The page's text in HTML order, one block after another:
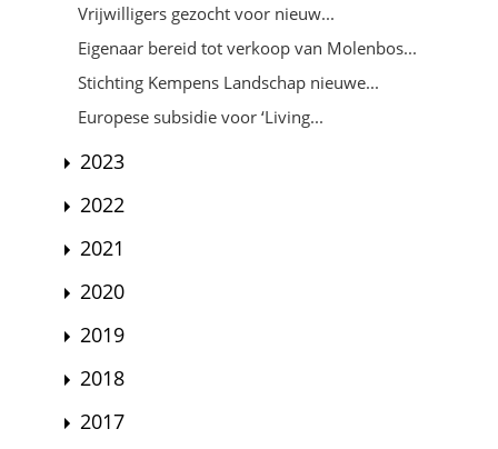
Vrijwilligers gezocht voor nieuw...
Eigenaar bereid tot verkoop van Molenbos...
Stichting Kempens Landschap nieuwe...
Europese subsidie voor ‘Living...
2023
2022
2021
2020
2019
2018
2017